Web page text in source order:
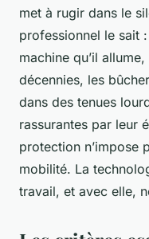
met à rugir dans le
professionnel le sait
machine qu’il
décennies, les
dans des tenues
rassurantes par leur
protection n’impose
mobilité. La
travail, et avec elle,